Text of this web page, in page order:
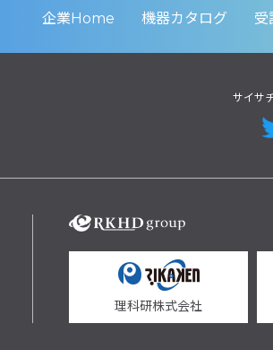
企業Home 機器カタログ 受
サイサ
理科研株式会社